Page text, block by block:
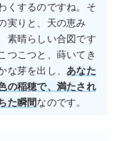
くするのですね。そ
実りと、天の恵み
素晴らしい合図です
つこつと、蒔いてき
な芽を出し、 あなた
の稲穂で、満たされ
た瞬間なのです。